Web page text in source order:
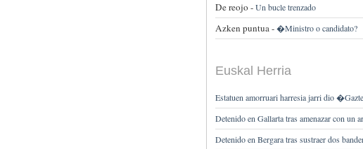
De reojo -Un bucle trenzado
Azken puntua -�Ministro o candidato?
Euskal Herria
Estatuen amorruari harresia jarri dio
Detenido en Gallarta tras amenazar con un
Detenido en Bergara tras sustraer dos